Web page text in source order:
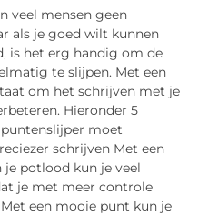
veel mensen geen
als je goed wilt kunnen
is het erg handig om de
te slijpen. Met een
om het schrijven met je
Hieronder 5
moet
schrijven Met een
potlood kun je veel
je met meer controle
een mooie punt kun je